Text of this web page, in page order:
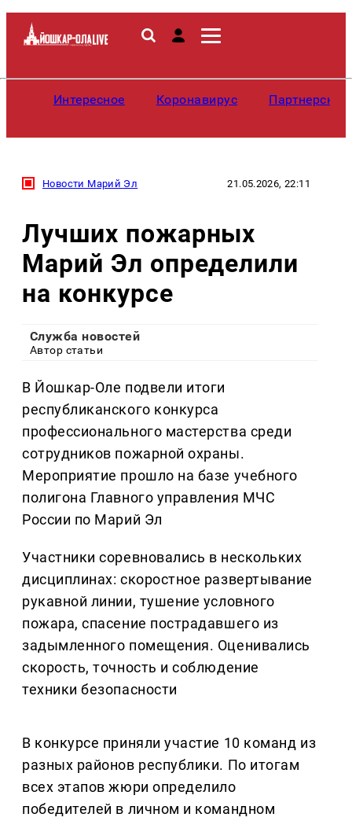
Интересное Коронавирус
Новости Марий Эл 21.05.2026, 22:11
Лучших пожарных
Марий Эл определили
на конкурсе
Служба новостей
Автор статьи
В Йошкар-Оле подвели итоги
республиканского конкурса
профессионального мастерства среди
сотрудников пожарной охраны.
Мероприятие прошло на базе учебного
полигона Главного управления МЧС
России по Марий Эл
Участники соревновались в нескольких
дисциплинах: скоростное развертывание
рукавной линии, тушение условного
пожара, спасение пострадавшего из
задымленного помещения. Оценивались
скорость, точность и соблюдение
техники безопасности
В конкурсе приняли участие 10 команд из
разных районов республики. По итогам
всех этапов жюри определило
победителей в личном и командном